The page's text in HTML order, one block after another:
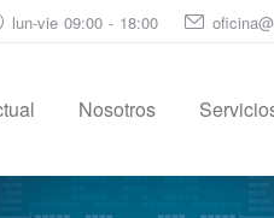
lun-vie 09:00 - 18:00
Nosotros